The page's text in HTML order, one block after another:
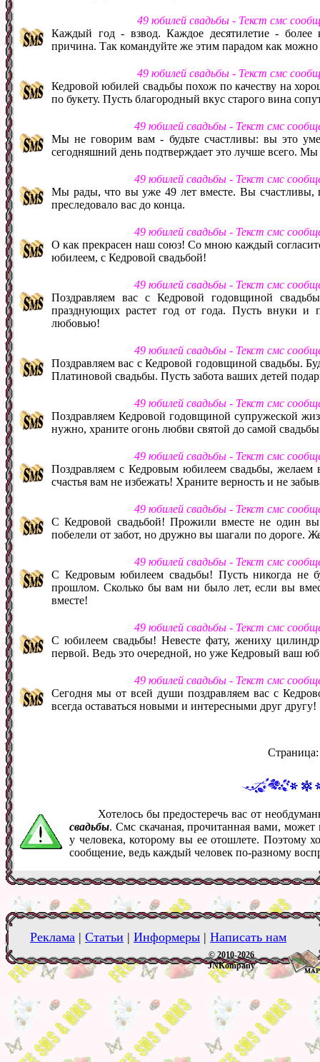
49 юбилей свадьбы - Текст смс
Каждый год - взвод. Каждое десятилетие - более
причина. Так командуйте же этим парадом как
49 юбилей свадьбы - Текст смс
Кедровой юбилей свадьбы похож по качеству на
по букету. Пусть благородный вкус старого вина
49 юбилей свадьбы - Текст смс
Мы не говорим вам - будьте счастливы: вы это
сегодняшний день подтверждает это лучше всего.
49 юбилей свадьбы - Текст смс
Мы рады, что вы уже 49 лет вместе. Вы счастливы,
преследовало вас до конца.
49 юбилей свадьбы - Текст смс
О как прекрасен наш союз! Со мною каждый
юбилеем, с Кедровой свадьбой!
49 юбилей свадьбы - Текст смс
Поздравляем вас с Кедровой годовщиной
празднующих растет год от года. Пусть внуки и
любовью!
49 юбилей свадьбы - Текст смс
Поздравляем вас с Кедровой годовщиной свадьбы.
Платиновой свадьбы. Пусть забота ваших детей
49 юбилей свадьбы - Текст смс
Поздравляем Кедровой годовщиной супружеской
нужно, храните огонь любви святой до самой
49 юбилей свадьбы - Текст смс
Поздравляем с Кедровым юбилеем свадьбы,
счастья вам не избежать! Храните верность и не
49 юбилей свадьбы - Текст смс
С Кедровой свадьбой! Прожили вместе не один
побелели от забот, но дружно вы шагали по дороге.
49 юбилей свадьбы - Текст смс
С Кедровым юбилеем свадьбы! Пусть никогда не
прошлом. Сколько бы вам ни было лет, если вы
вместе!
49 юбилей свадьбы - Текст смс
С юбилеем свадьбы! Невесте фату, жениху
первой. Ведь это очередной, но уже Кедровый ваш
49 юбилей свадьбы - Текст смс
Сегодня мы от всей души поздравляем вас с
всегда оставаться новыми и интересными друг другу!
Хотелось бы предостеречь вас от
свадьбы. Смс скачаная, прочитанная вами,
у человека, которому вы ее отошлете. Поэтому
сообщение, ведь каждый человек по-разному
Реклама | Статьи | Информеры | Написать нам
© 2010-2026
JNKompany